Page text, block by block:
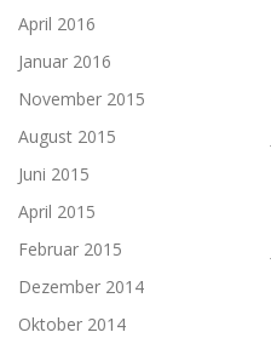
April 2016
Januar 2016
November 2015
August 2015
Juni 2015
April 2015
Februar 2015
Dezember 2014
Oktober 2014